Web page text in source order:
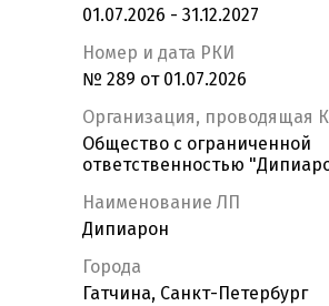
01.07.2026 - 31.12.2027
Номер и дата РКИ
№ 289 от 01.07.2026
Организация, проводящая
Общество с ограниченной
ответственностью
Наименование ЛП
Дипиарон
Города
Гатчина, Санкт-Петербург